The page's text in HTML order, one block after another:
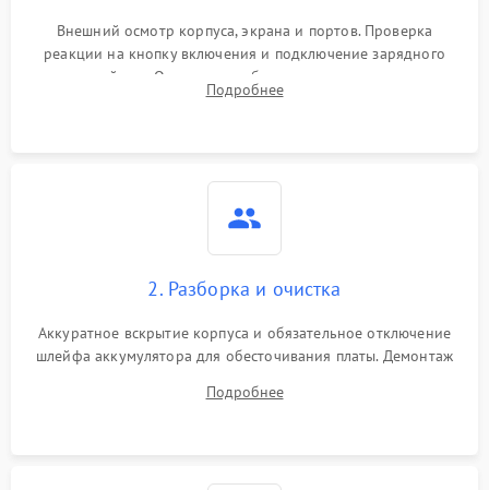
Внешний осмотр корпуса, экрана и портов. Проверка
реакции на кнопку включения и подключение зарядного
устройства. Оценка потребления тока с помощью
лабораторного блока питания для локализации проблемы.
Подробнее
2. Разборка и очистка
Аккуратное вскрытие корпуса и обязательное отключение
шлейфа аккумулятора для обесточивания платы. Демонтаж
высохшей термопасты с кристаллов чипов.
Подробнее